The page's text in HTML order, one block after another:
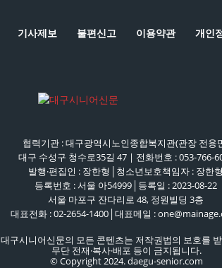
기사제보 불편신고 이용약관 개인
협력기관 : 대구광역시노인종합복지관(관장 전용
대구 수성구 청수로35길 47 | 전화번호 : 053-766-
발행·편집인 : 장한형│청소년보호책임자 : 장한형
등록번호 : 서울 아54999│등록일 : 2023-08-22
서울 마포구 잔다리로 48, 정원빌딩 3층
대표전화 : 02-2654-1400│대표메일 :
대구시니어신문의 모든 콘텐츠는 저작권법의 보호를
무단 전재·복사·배포 등이 금지됩니다.
© Copyright 2024. daegu-senior.com